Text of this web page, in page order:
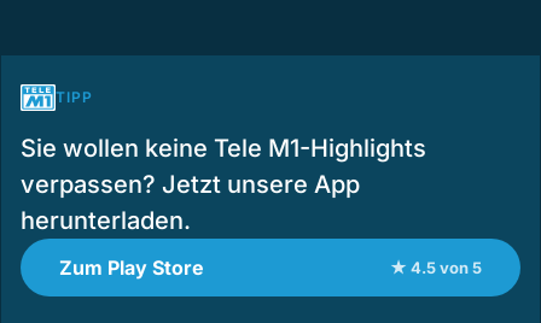
TIPP
Sie wollen keine Tele M1-Highlights
verpassen? Jetzt unsere App
herunterladen.
Zum Play Store ★ 4.5 von 5